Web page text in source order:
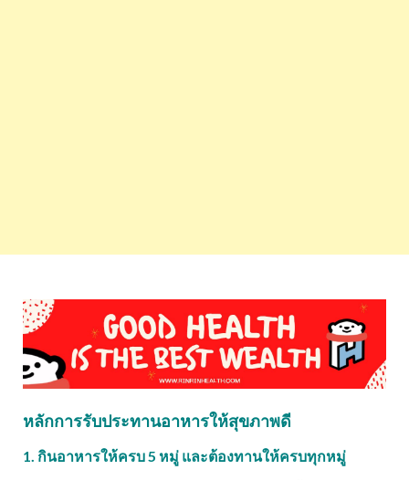
หลักการรับประทานอาหารให้สุขภาพดี
1. กินอาหารให้ครบ 5 หมู่ และต้องทานให้ครบทุกหมู่